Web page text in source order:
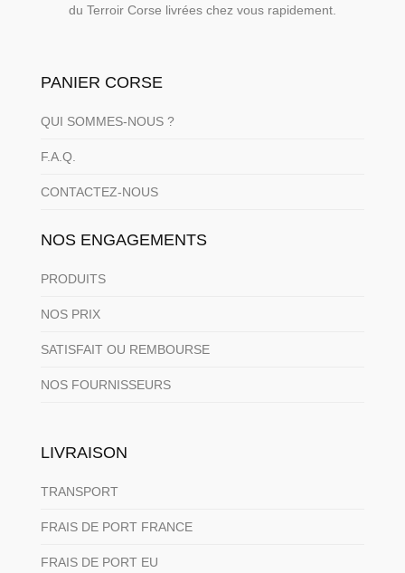
du Terroir Corse livrées chez vous rapidement.
PANIER CORSE
QUI SOMMES-NOUS ?
F.A.Q.
CONTACTEZ-NOUS
NOS ENGAGEMENTS
PRODUITS
NOS PRIX
SATISFAIT OU REMBOURSE
NOS FOURNISSEURS
LIVRAISON
TRANSPORT
FRAIS DE PORT FRANCE
FRAIS DE PORT EU